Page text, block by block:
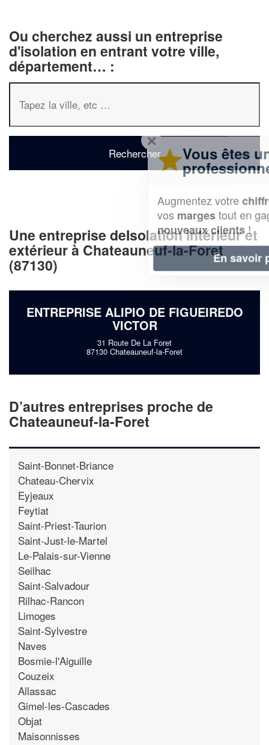
Ou cherchez aussi un entreprise
d'isolation en entrant votre ville,
département… :
Une entreprise deIsolation intérieur et
extérieur à Chateauneuf-la-Foret
(87130)
ENTREPRISE ALIPIO DE FIGUEIREDO
VICTOR
31 Route De La Foret
87130 Chateauneuf-la-Foret
D’autres entreprises proche de
Chateauneuf-la-Foret
Saint-Bonnet-Briance
Chateau-Chervix
Eyjeaux
Feytiat
Saint-Priest-Taurion
Saint-Just-le-Martel
Le-Palais-sur-Vienne
Seilhac
Saint-Salvadour
Rilhac-Rancon
Limoges
Saint-Sylvestre
Naves
Bosmie-l'Aiguille
Couzeix
Allassac
Gimel-les-Cascades
Objat
Maisonnisses
✕
Vous êtes un
professionnel ?
Augmentez votrechiffre d'affaireset
tout en gagnant de
nouveaux clients!
En savoir plus